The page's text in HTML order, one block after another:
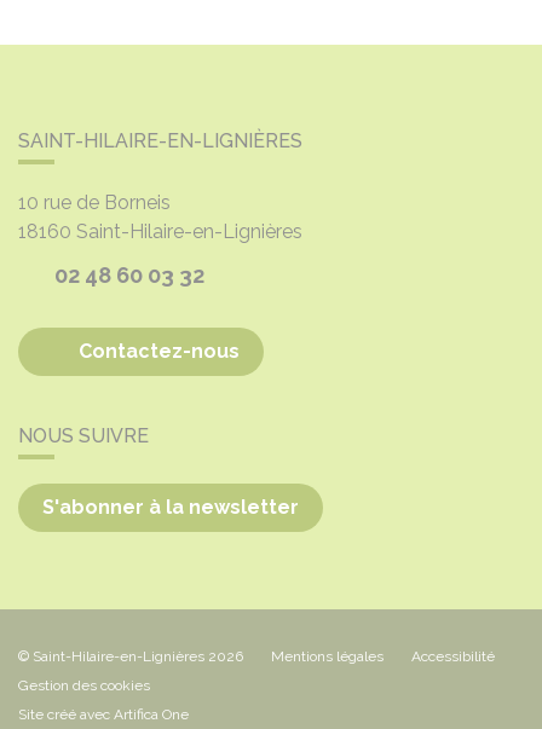
SAINT-HILAIRE-EN-LIGNIÈRES
10 rue de Borneis
18160 Saint-Hilaire-en-Lignières
02 48 60 03 32
Contactez-nous
NOUS SUIVRE
S'abonner à la newsletter
© Saint-Hilaire-en-Lignières 2026 Mentions légales
Accessibilité
Gestion des cookies
Site créé avec Artifica One